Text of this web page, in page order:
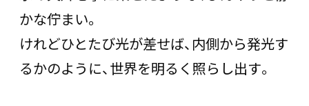
かな佇まい。
けれどひとたび光が差せば、内側から発光す
るかのように、世界を明るく照らし出す――。